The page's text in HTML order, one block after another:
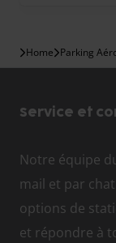
Home Parking
Service et
Notre équipe
mail et par
options de
et répondre à